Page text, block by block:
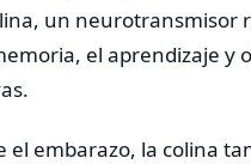
un neurotransmisor
el aprendizaje y
el embarazo, la colina